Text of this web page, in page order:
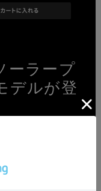
ーラープ
デルが登